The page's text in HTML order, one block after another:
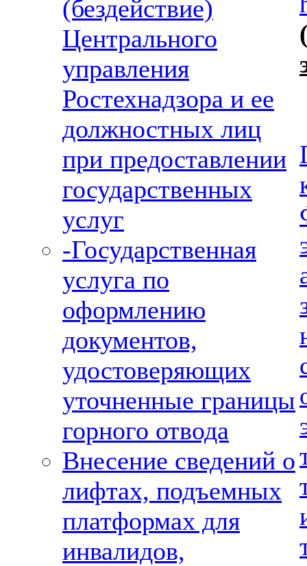
(бездействие)
Центрального
управления
Ростехнадзора и ее
должностных лиц
при предоставлении
государственных
услуг
-Государственная
услуга по
оформлению
документов,
удостоверяющих
уточненные границы
горного отвода
Внесение сведений о
лифтах, подъемных
платформах для
инвалидов,